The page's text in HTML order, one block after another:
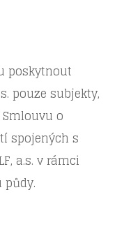
poskytnout
pouze subjekty,
Smlouvu o
spojených s
a.s. v rámci
půdy.